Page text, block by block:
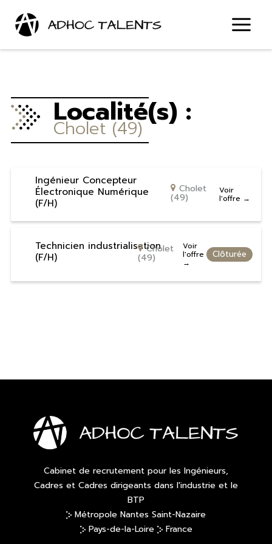
contenu
Localité(s) :
Cholet (49)
Ingénieur Concepteur
Électronique Numérique
(F/H)
Cholet
(49)
Voir
l'offre
Technicien industrialisation
(F/H)
Cholet
(49)
Voir
l'offre Clôturée
Cabinet de recrutement pour les Ingénieurs,
Cadres et Cadres dirigeants dans l'industrie et le
BTP
Métropole Nantes Saint-Nazaire
Pays-de-la-Loire
France